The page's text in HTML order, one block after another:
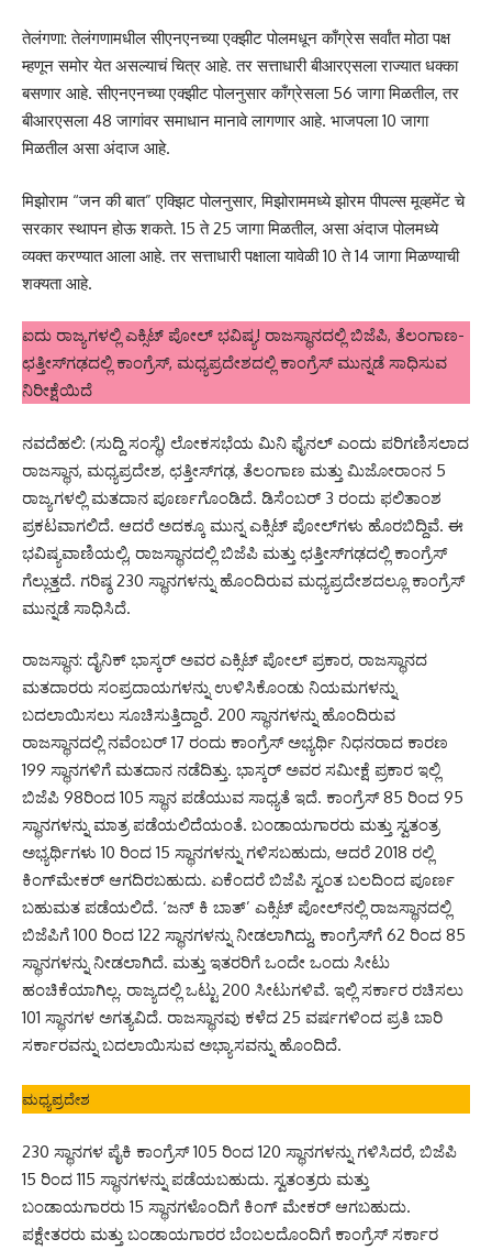
तेलंगणा: तेलंगणामधील सीएनएनच्या एक्झीट पोलमधून काँग्रेस सर्वांत मोठा पक्ष
म्हणून समोर येत असल्याचं चित्र आहे. तर सत्ताधारी बीआरएसला राज्यात धक्का
बसणार आहे. सीएनएनच्या एक्झीट पोलनुसार काँग्रेसला 56 जागा मिळतील, तर
बीआरएसला 48 जागांवर समाधान मानावे लागणार आहे. भाजपला 10 जागा
मिळतील असा अंदाज आहे.
मिझोराम “जन की बात” एक्झिट पोलनुसार, मिझोराममध्ये झोरम पीपल्स मूव्हमेंट चे
सरकार स्थापन होऊ शकते. 15 ते 25 जागा मिळतील, असा अंदाज पोलमध्ये
व्यक्त करण्यात आला आहे. तर सत्ताधारी पक्षाला यावेळी 10 ते 14 जागा मिळण्याची
शक्यता आहे.
ಐದು ರಾಜ್ಯಗಳಲ್ಲಿ ಎಕ್ಸಿಟ್ ಪೋಲ್ ಭವಿಷ್ಯ! ರಾಜಸ್ಥಾನದಲ್ಲಿ ಬಿಜೆಪಿ, ತೆಲಂಗಾಣ-
ಛತ್ತೀಸ್‌ಗಢದಲ್ಲಿ ಕಾಂಗ್ರೆಸ್, ಮಧ್ಯಪ್ರದೇಶದಲ್ಲಿ ಕಾಂಗ್ರೆಸ್ ಮುನ್ನಡೆ ಸಾಧಿಸುವ
ನಿರೀಕ್ಷೆಯಿದೆ
ನವದೆಹಲಿ: (ಸುದ್ದಿ ಸಂಸ್ಥೆ) ಲೋಕಸಭೆಯ ಮಿನಿ ಫೈನಲ್ ಎಂದು ಪರಿಗಣಿಸಲಾದ
ರಾಜಸ್ಥಾನ, ಮಧ್ಯಪ್ರದೇಶ, ಛತ್ತೀಸ್‌ಗಢ, ತೆಲಂಗಾಣ ಮತ್ತು ಮಿಜೋರಾಂನ 5
ರಾಜ್ಯಗಳಲ್ಲಿ ಮತದಾನ ಪೂರ್ಣಗೊಂಡಿದೆ. ಡಿಸೆಂಬರ್ 3 ರಂದು ಫಲಿತಾಂಶ
ಪ್ರಕಟವಾಗಲಿದೆ. ಆದರೆ ಅದಕ್ಕೂ ಮುನ್ನ ಎಕ್ಸಿಟ್ ಪೋಲ್‌ಗಳು ಹೊರಬಿದ್ದಿವೆ. ಈ
ಭವಿಷ್ಯವಾಣಿಯಲ್ಲಿ, ರಾಜಸ್ಥಾನದಲ್ಲಿ ಬಿಜೆಪಿ ಮತ್ತು ಛತ್ತೀಸ್‌ಗಢದಲ್ಲಿ ಕಾಂಗ್ರೆಸ್
ಗೆಲ್ಲುತ್ತದೆ. ಗರಿಷ್ಠ 230 ಸ್ಥಾನಗಳನ್ನು ಹೊಂದಿರುವ ಮಧ್ಯಪ್ರದೇಶದಲ್ಲೂ ಕಾಂಗ್ರೆಸ್
ಮುನ್ನಡೆ ಸಾಧಿಸಿದೆ.
ರಾಜಸ್ಥಾನ: ದೈನಿಕ್ ಭಾಸ್ಕರ್ ಅವರ ಎಕ್ಸಿಟ್ ಪೋಲ್ ಪ್ರಕಾರ, ರಾಜಸ್ಥಾನದ
ಮತದಾರರು ಸಂಪ್ರದಾಯಗಳನ್ನು ಉಳಿಸಿಕೊಂಡು ನಿಯಮಗಳನ್ನು
ಬದಲಾಯಿಸಲು ಸೂಚಿಸುತ್ತಿದ್ದಾರೆ. 200 ಸ್ಥಾನಗಳನ್ನು ಹೊಂದಿರುವ
ರಾಜಸ್ಥಾನದಲ್ಲಿ ನವೆಂಬರ್ 17 ರಂದು ಕಾಂಗ್ರೆಸ್ ಅಭ್ಯರ್ಥಿ ನಿಧನರಾದ ಕಾರಣ
199 ಸ್ಥಾನಗಳಿಗೆ ಮತದಾನ ನಡೆದಿತ್ತು. ಭಾಸ್ಕರ್ ಅವರ ಸಮೀಕ್ಷೆ ಪ್ರಕಾರ ಇಲ್ಲಿ
ಬಿಜೆಪಿ 98ರಿಂದ 105 ಸ್ಥಾನ ಪಡೆಯುವ ಸಾಧ್ಯತೆ ಇದೆ. ಕಾಂಗ್ರೆಸ್ 85 ರಿಂದ 95
ಸ್ಥಾನಗಳನ್ನು ಮಾತ್ರ ಪಡೆಯಲಿದೆಯಂತೆ. ಬಂಡಾಯಗಾರರು ಮತ್ತು ಸ್ವತಂತ್ರ
ಅಭ್ಯರ್ಥಿಗಳು 10 ರಿಂದ 15 ಸ್ಥಾನಗಳನ್ನು ಗಳಿಸಬಹುದು, ಆದರೆ 2018 ರಲ್ಲಿ
ಕಿಂಗ್‌ಮೇಕರ್ ಆಗದಿರಬಹುದು. ಏಕೆಂದರೆ ಬಿಜೆಪಿ ಸ್ವಂತ ಬಲದಿಂದ ಪೂರ್ಣ
ಬಹುಮತ ಪಡೆಯಲಿದೆ. ‘ಜನ್ ಕಿ ಬಾತ್’ ಎಕ್ಸಿಟ್ ಪೋಲ್‌ನಲ್ಲಿ ರಾಜಸ್ಥಾನದಲ್ಲಿ
ಬಿಜೆಪಿಗೆ 100 ರಿಂದ 122 ಸ್ಥಾನಗಳನ್ನು ನೀಡಲಾಗಿದ್ದು, ಕಾಂಗ್ರೆಸ್‌ಗೆ 62 ರಿಂದ 85
ಸ್ಥಾನಗಳನ್ನು ನೀಡಲಾಗಿದೆ. ಮತ್ತು ಇತರರಿಗೆ ಒಂದೇ ಒಂದು ಸೀಟು
ಹಂಚಿಕೆಯಾಗಿಲ್ಲ. ರಾಜ್ಯದಲ್ಲಿ ಒಟ್ಟು 200 ಸೀಟುಗಳಿವೆ. ಇಲ್ಲಿ ಸರ್ಕಾರ ರಚಿಸಲು
101 ಸ್ಥಾನಗಳ ಅಗತ್ಯವಿದೆ. ರಾಜಸ್ಥಾನವು ಕಳೆದ 25 ವರ್ಷಗಳಿಂದ ಪ್ರತಿ ಬಾರಿ
ಸರ್ಕಾರವನ್ನು ಬದಲಾಯಿಸುವ ಅಭ್ಯಾಸವನ್ನು ಹೊಂದಿದೆ.
ಮಧ್ಯಪ್ರದೇಶ
230 ಸ್ಥಾನಗಳ ಪೈಕಿ ಕಾಂಗ್ರೆಸ್ 105 ರಿಂದ 120 ಸ್ಥಾನಗಳನ್ನು ಗಳಿಸಿದರೆ, ಬಿಜೆಪಿ
15 ರಿಂದ 115 ಸ್ಥಾನಗಳನ್ನು ಪಡೆಯಬಹುದು. ಸ್ವತಂತ್ರರು ಮತ್ತು
ಬಂಡಾಯಗಾರರು 15 ಸ್ಥಾನಗಳೊಂದಿಗೆ ಕಿಂಗ್ ಮೇಕರ್ ಆಗಬಹುದು.
ಪಕ್ಷೇತರರು ಮತ್ತು ಬಂಡಾಯಗಾರರ ಬೆಂಬಲದೊಂದಿಗೆ ಕಾಂಗ್ರೆಸ್ ಸರ್ಕಾರ